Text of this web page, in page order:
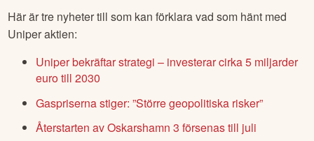
Här är tre nyheter till som kan förklara vad som hänt med
Uniperaktien:
Uniper bekräftar strategi – investerar cirka 5 miljarder
euro till 2030
Gaspriserna stiger: ”Större geopolitiska risker”
Återstarten av Oskarshamn 3 försenas till juli